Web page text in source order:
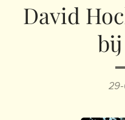
David
bij